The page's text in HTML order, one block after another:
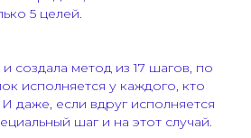
5 целей.
и создала метод из 17 шагов, по
исполняется у каждого, кто
даже, если вдруг исполняется
шаг и на этот случай.